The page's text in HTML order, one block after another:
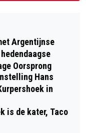
Argentijnse
Oorsprong
Hans
in
is de kater, Taco